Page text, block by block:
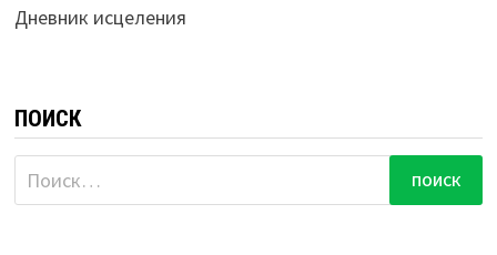
Дневник исцеления
ПОИСК
Найти: